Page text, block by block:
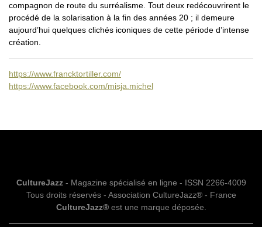
compagnon de route du surréalisme. Tout deux redécouvrirent le
procédé de la solarisation à la fin des années 20 ; il demeure
aujourd’hui quelques clichés iconiques de cette période d’intense
création.
https://www.francktortiller.com/
https://www.facebook.com/misja.michel
CultureJazz- Magazine spécialisé en ligne - ISSN 2266-4009
Tous droits réservés - Association CultureJazz® - France
CultureJazz®est une marque déposée.